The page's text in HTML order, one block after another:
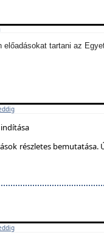
tartani az
részletes bemutatása.